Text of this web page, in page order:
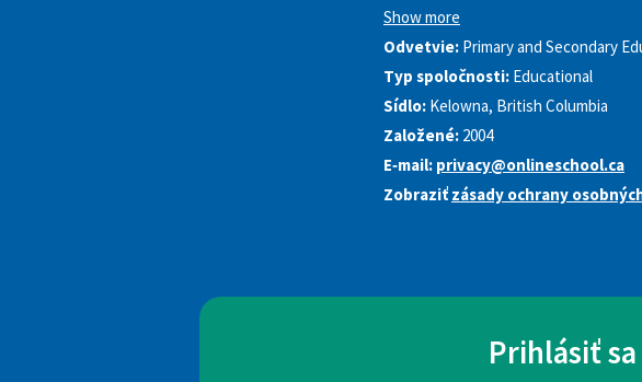
Show more
Odvetvie: Primary and Secondary
Typ spoločnosti: Educational
Sídlo: Kelowna, British Columbia
Založené: 2004
E‑mail: privacy@onlineschool.ca
Zobraziť zásady ochrany
Prihlásiť